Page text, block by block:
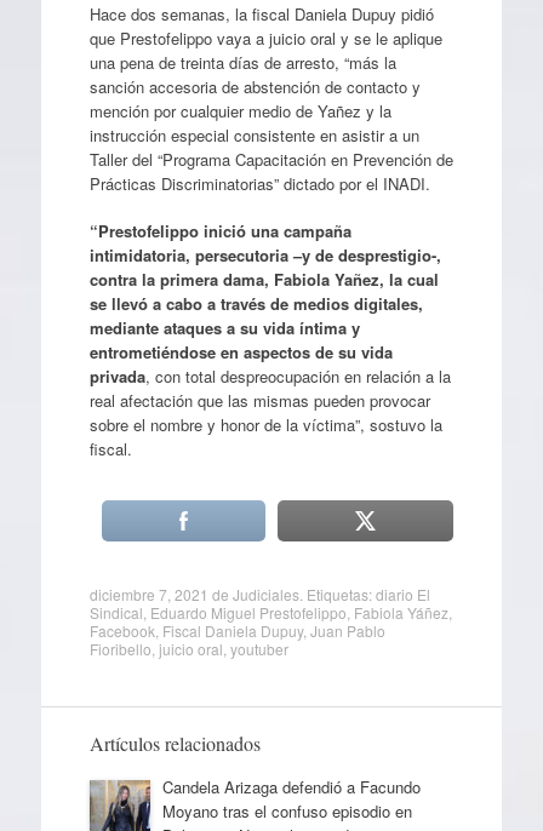
Hace dos semanas, la fiscal Daniela Dupuy pidió
que Prestofelippo vaya a juicio oral y se le aplique
una pena de treinta días de arresto, “más la
sanción accesoria de abstención de contacto y
mención por cualquier medio de Yañez y la
instrucción especial consistente en asistir a un
Taller del “Programa Capacitación en Prevención de
Prácticas Discriminatorias” dictado por el INADI.
“Prestofelippo inició una campaña
intimidatoria, persecutoria –y de desprestigio-,
contra la primera dama, Fabiola Yañez, la cual
se llevó a cabo a través de medios digitales,
mediante ataques a su vida íntima y
entrometiéndose en aspectos de su vida
privada, con total despreocupación en relación a la
real afectación que las mismas pueden provocar
sobre el nombre y honor de la víctima”, sostuvo la
fiscal.
diciembre 7, 2021 de Judiciales. Etiquetas:diario El
Sindical Eduardo Miguel Prestofelippo Fabiola Yáñez,
Facebook Fiscal Daniela Dupuy, Juan Pablo
Fioribello juicio oral youtuber
Artículos relacionados
Candela Arizaga defendió a Facundo
Moyano tras el confuso episodio en